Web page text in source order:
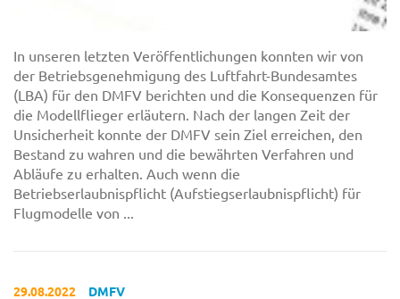
In unseren letzten Veröffentlichungen konnten wir von
der Betriebsgenehmigung des Luftfahrt-Bundesamtes
(LBA) für den DMFV berichten und die Konsequenzen für
die Modellflieger erläutern. Nach der langen Zeit der
Unsicherheit konnte der DMFV sein Ziel erreichen, den
Bestand zu wahren und die bewährten Verfahren und
Abläufe zu erhalten. Auch wenn die
Betriebserlaubnispflicht (Aufstiegserlaubnispflicht) für
Flugmodelle von ...
29.08.2022 DMFV